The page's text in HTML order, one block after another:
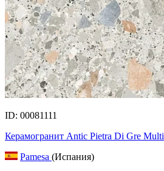
ID: 00081111
Керамогранит Antic Pietra Di Gre Multi
Pamesa (Испания)